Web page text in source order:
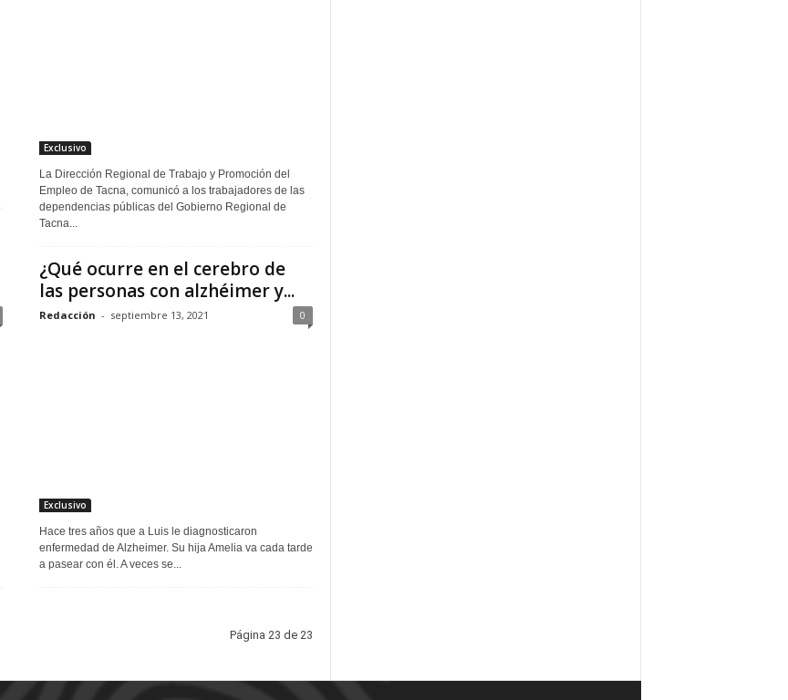
Exclusivo
La Dirección Regional de Trabajo y Promoción del
Empleo de Tacna, comunicó a los trabajadores de las
dependencias públicas del Gobierno Regional de
Tacna...
¿Qué ocurre en el cerebro de
las personas con alzhéimer y...
Redacción - septiembre 13, 2021 0
Exclusivo
Hace tres años que a Luis le diagnosticaron
enfermedad de Alzheimer. Su hija Amelia va cada tarde
a pasear con él. A veces se...
Página 23 de 23